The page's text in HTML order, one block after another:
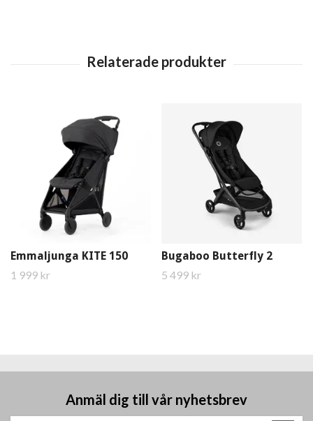
Emmaljunga KITE 150
1 999 kr
Bugaboo Butterfly 2
5 499 kr
Anmäl dig till vår nyhetsbrev